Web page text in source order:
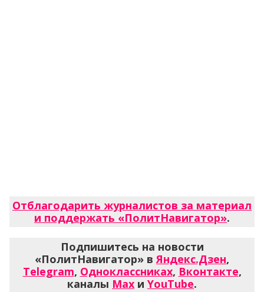
Отблагодарить журналистов за материал
и поддержать «ПолитНавигатор».
Подпишитесь на новости
«ПолитНавигатор» вЯндекс.Дзен,
Telegram, Одноклассниках, Вконтакте,
каналы Max и YouTube.